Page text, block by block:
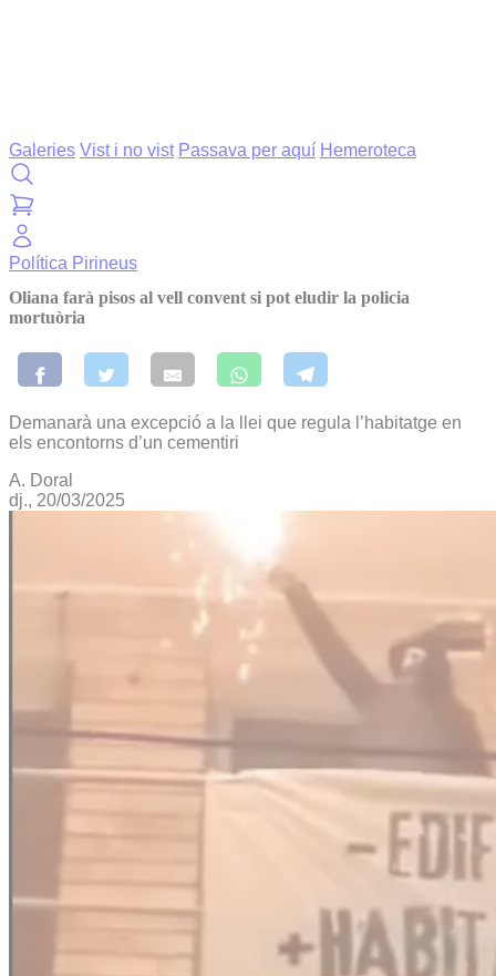
Galeries Vist i no vist Passava per aquí Hemeroteca
Política Pirineus
Oliana farà pisos al vell convent si pot eludir la policia
mortuòria
Demanarà una excepció a la llei que regula l’habitatge en
els encontorns d’un cementiri
A. Doral
dj., 20/03/2025